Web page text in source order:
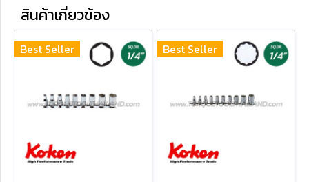
สินค้าเกี่ยวข้อง
Best Seller Best Seller